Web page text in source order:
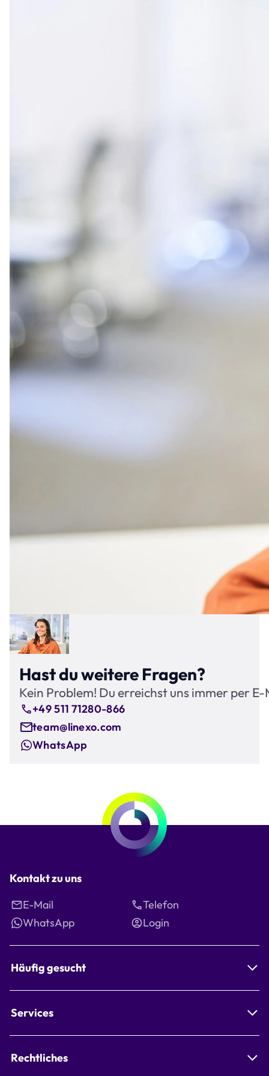
Hast du weitere Fragen?
Kein Problem! Du erreichst uns immer per
+49 511 71280-866
team@linexo.com
WhatsApp
Kontakt zu uns
E-Mail
Telefon
WhatsApp
Login
Häufig gesucht
Services
Rechtliches